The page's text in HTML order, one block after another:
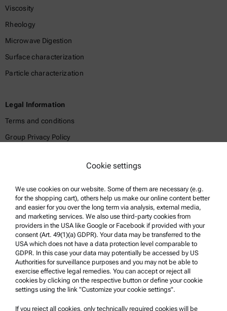
Viscosity
Rheology
Microwave Digestion
Surface characterization
Particle characterization
Legal Information
Terms and conditions
Group Privacy Policy
Trademarks
Whistleblowing system
Product Support
Anton Paar Certified Service
Safety declaration
Anton Paar Technical Centers
Cookie settings
We use cookies on our website. Some of them are necessary (e.g.
for the shopping cart), others help us make our online content better
and easier for you over the long term via analysis, external media,
and marketing services. We also use third-party cookies from
providers in the USA like Google or Facebook if provided with your
consent (Art. 49(1)(a) GDPR). Your data may be transferred to the
USA which does not have a data protection level comparable to
GDPR. In this case your data may potentially be accessed by US
Authorities for surveillance purposes and you may not be able to
exercise effective legal remedies. You can accept or reject all
cookies by clicking on the respective button or define your cookie
settings using the link "Customize your cookie settings".
If you reject all cookies, only technically required cookies will be